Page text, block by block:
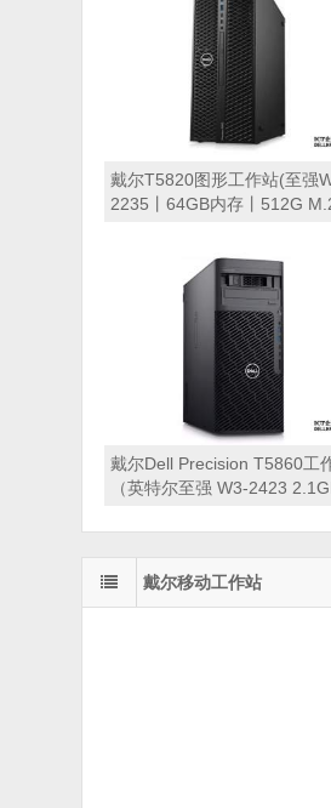
戴尔T5820图形工作站(至强
2235丨64GB内存丨512G
键盘鼠标丨三年质保)
戴尔Dell Precision T5860工
（英特尔至强 W3-2423
M.2固态硬盘+2TB 硬盘丨
保）戴尔移动工作站